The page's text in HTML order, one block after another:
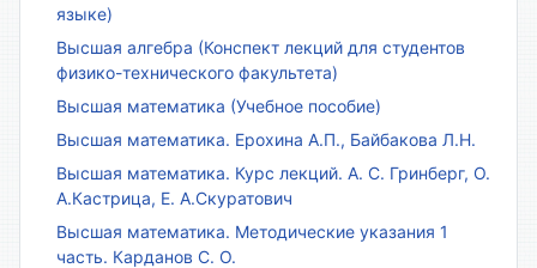
языке)
Высшая алгебра (Конспект лекций для студентов
физико-технического факультета)
Высшая математика (Учебное пособие)
Высшая математика. Ерохина А.П., Байбакова Л.Н.
Высшая математика. Курс лекций. А. С. Гринберг, О.
А.Кастрица, Е. А.Скуратович
Высшая математика. Методические указания 1
часть. Карданов С. О.